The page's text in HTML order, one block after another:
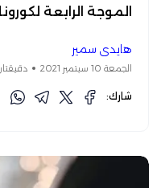
الموجة الرابعة
هايدي سمير
الجمعة 10 سبتمبر 2021
شارك: